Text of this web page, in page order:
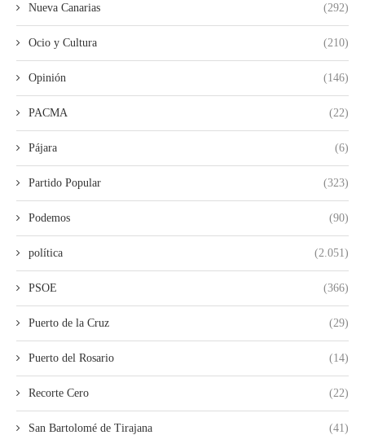
Nueva Canarias (292)
Ocio y Cultura (210)
Opinión (146)
PACMA (22)
Pájara (6)
Partido Popular (323)
Podemos (90)
política (2.051)
PSOE (366)
Puerto de la Cruz (29)
Puerto del Rosario (14)
Recorte Cero (22)
San Bartolomé de Tirajana (41)